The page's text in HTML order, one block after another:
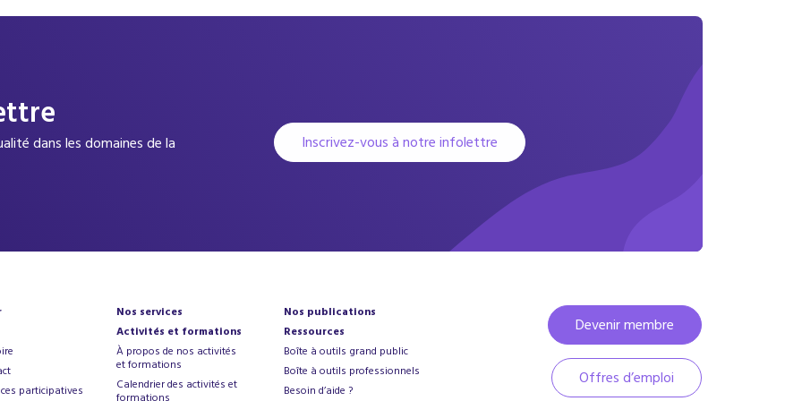
dans les domaines de la Inscrivez-vous à notre infolettre
participatives
Nos services
Activités et formations
À propos de nos activités
et formations
Calendrier des activités et
formations
Nos publications
Ressources
Boîte à outils grand public
Boîte à outils professionnels
Besoin d’aide ?
Devenir membre
Offres d’emploi